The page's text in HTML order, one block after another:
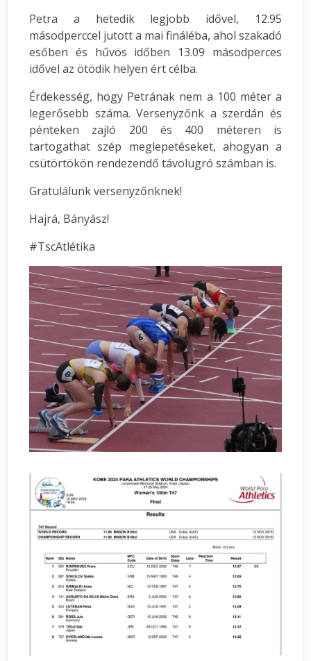
Petra a hetedik legjobb idővel, 12.95
másodperccel jutott a mai fináléba, ahol szakadó
esőben és hűvös időben 13.09 másodperces
idővel az ötödik helyen ért célba.
Érdekesség, hogy Petrának nem a 100 méter a
legerősebb száma. Versenyzőnk a szerdán és
pénteken zajló 200 és 400 méteren is
tartogathat szép meglepetéseket, ahogyan a
csütörtökön rendezendő távolugró számban is.
Gratulálunk versenyzőnknek!
Hajrá, Bányász!
#TscAtlétika